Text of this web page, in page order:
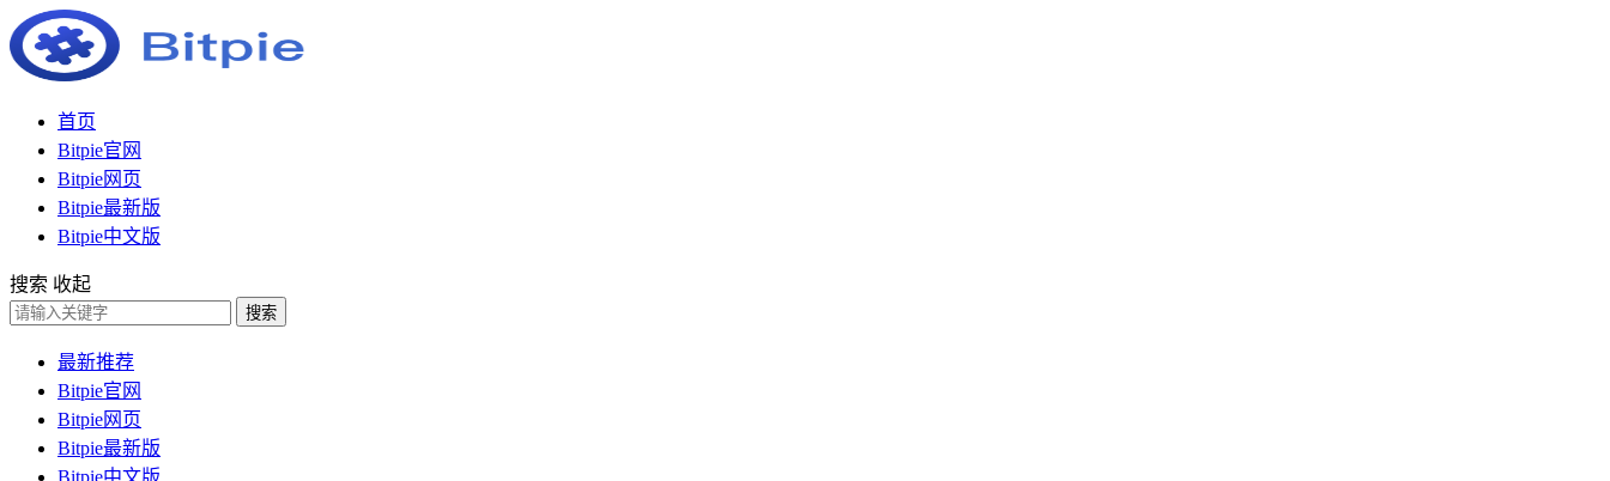
首页
Bitpie官网
Bitpie网页
Bitpie最新版
Bitpie中文版
搜索 收起
搜索
最新推荐
Bitpie官网
Bitpie网页
Bitpie最新版
Bitpie中文版